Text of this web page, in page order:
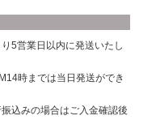
5営業日以内に発送いたし
時までは当日発送ができ
込みの場合はご入金確認後